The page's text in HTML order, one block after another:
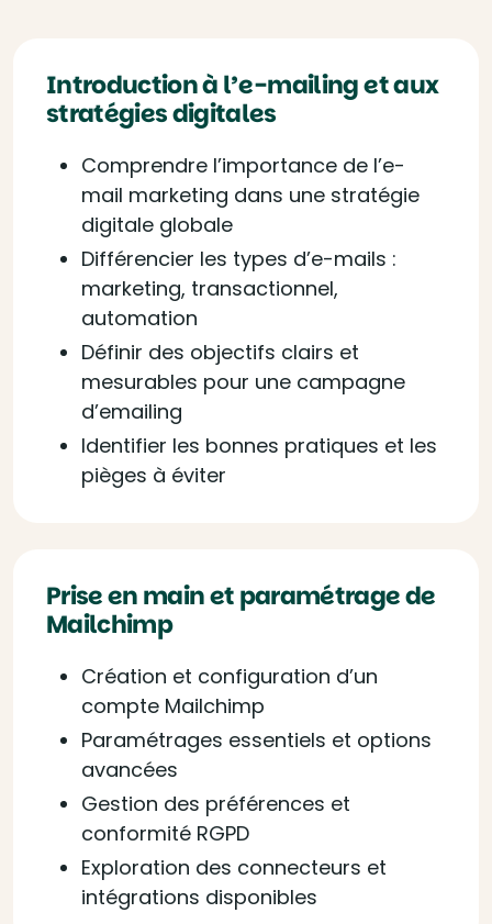
Introduction à l’e-mailing et aux
stratégies digitales
Comprendre l’importance de l’e-
mail marketing dans une stratégie
digitale globale
Différencier les types d’e-mails :
marketing, transactionnel,
automation
Définir des objectifs clairs et
mesurables pour une campagne
d’emailing
Identifier les bonnes pratiques et les
pièges à éviter
Prise en main et paramétrage de
Mailchimp
Création et configuration d’un
compte Mailchimp
Paramétrages essentiels et options
avancées
Gestion des préférences et
conformité RGPD
Exploration des connecteurs et
intégrations disponibles